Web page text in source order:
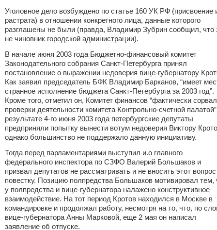
Уголовное дело возбуждено по статье 160 УК РФ (присвоение
растрата) в отношении конкретного лица, данные которого
разглашены не были (правда, Владимир Зубрин сообщил, что
не чиновник городской администрации).
В начале июня 2003 года Бюджетно-финансовый комитет
Законодательного собрания Санкт-Петербурга принял
постановление о выражении недоверия вице-губернатору
Как заявил председатель БФК Владимир Барканов, “имеет
странное исполнение бюджета Санкт-Петербурга за 2003 год”.
Кроме того, отметил он, Комитет финансов “фактически сорвал
проверки деятельности комитета Контрольно-счетной
результате 4-го июня 2003 года петербургские депутаты
предприняли попытку вынести вотум недоверия Виктору
однако большинство не поддержало данную инициативу.
Тогда перед парламентариями выступил и.о главного
федерального инспектора по СЗФО Валерий Большаков и
призвал депутатов не рассматривать и не вносить этот
повестку. Позицию полпредства Большаков мотивировал тем,
у полпредства и вице-губернатора налажено конструктивное
взаимодействие. На тот период Кротов находился в Москве в
командировке и продолжал работу, несмотря на то, что, по
вице-губернатора Анны Марковой, еще 2 мая он написал
заявление об отпуске.